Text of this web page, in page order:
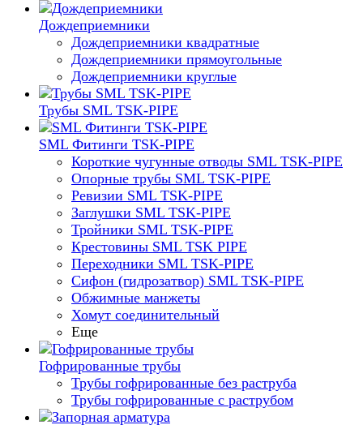
Дождеприемники
Дождеприемники квадратные
Дождеприемники прямоугольные
Дождеприемники круглые
Трубы SML TSK-PIPE
SML Фитинги TSK-PIPE
Короткие чугунные отводы SML TSK-PIPE
Опорные трубы SML TSK-PIPE
Ревизии SML TSK-PIPE
Заглушки SML TSK-PIPE
Тройники SML TSK-PIPE
Крестовины SML TSK PIPE
Переходники SML TSK-PIPE
Сифон (гидрозатвор) SML TSK-PIPE
Обжимные манжеты
Хомут соединительный
Еще
Гофрированные трубы
Трубы гофрированные без раструба
Трубы гофрированные с раструбом